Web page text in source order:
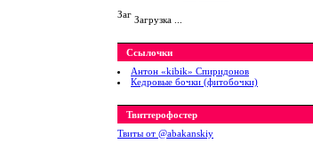
Загрузка ...
Ссылочки
Антон «kibik» Спиридонов
Кедровые бочки (фитобочки)
Твиттерофостер
Твиты от ‎@abakanskiy